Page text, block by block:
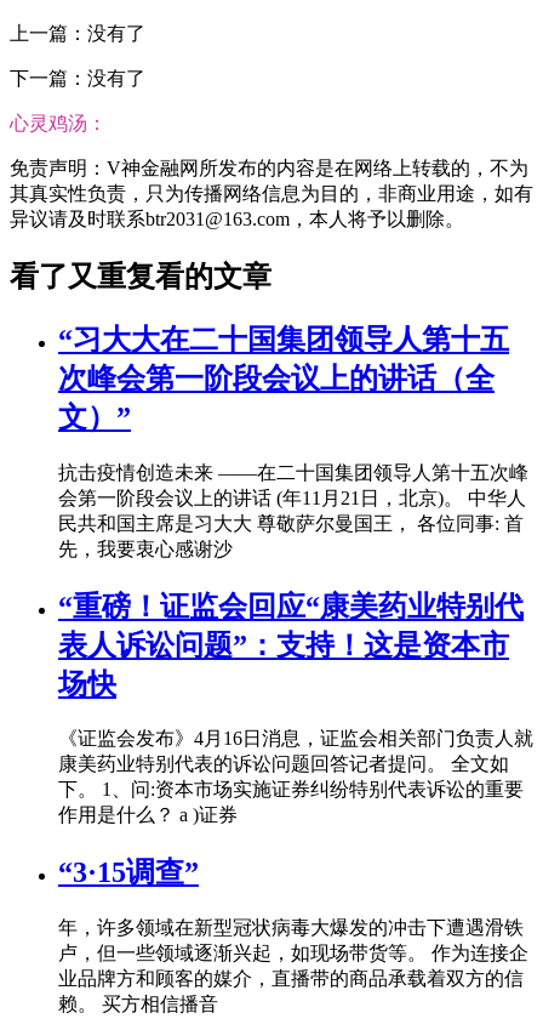
上一篇：没有了
下一篇：没有了
心灵鸡汤：
免责声明：V神金融网所发布的内容是在网络上转载的，不为
其真实性负责，只为传播网络信息为目的，非商业用途，如有
异议请及时联系btr2031@163.com，本人将予以删除。
看了又重复看的文章
“习大大在二十国集团领导人第十五
次峰会第一阶段会议上的讲话（全
文）”
抗击疫情创造未来 ――在二十国集团领导人第十五次峰
会第一阶段会议上的讲话 (年11月21日，北京)。 中华人
民共和国主席是习大大 尊敬萨尔曼国王， 各位同事: 首
先，我要衷心感谢沙
“重磅！证监会回应“康美药业特别代
表人诉讼问题”：支持！这是资本市
场快
《证监会发布》4月16日消息，证监会相关部门负责人就
康美药业特别代表的诉讼问题回答记者提问。 全文如
下。 1、问:资本市场实施证券纠纷特别代表诉讼的重要
作用是什么？ a )证券
“3·15调查”
年，许多领域在新型冠状病毒大爆发的冲击下遭遇滑铁
卢，但一些领域逐渐兴起，如现场带货等。 作为连接企
业品牌方和顾客的媒介，直播带的商品承载着双方的信
赖。 买方相信播音